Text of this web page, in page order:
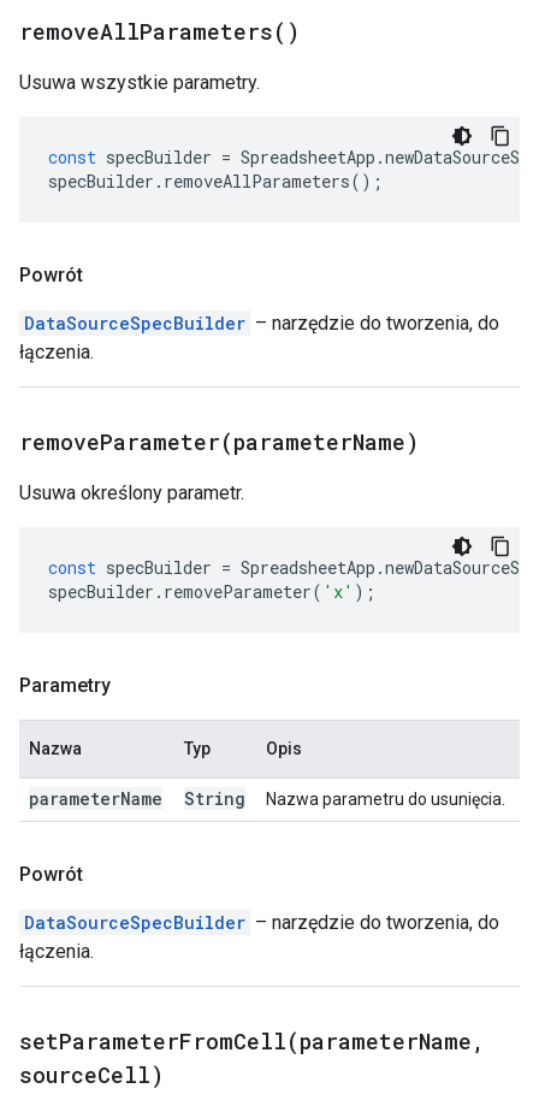
removeAllParameters( )
Usuwa wszystkie parametry.
const specBuilder = SpreadsheetApp .
specBuilder . removeAllParameters();
Powrót
DataSourceSpecBuilder – narzędzie do tworzenia, do
łączenia.
removeParameter(parameterName)
Usuwa określony parametr.
const specBuilder = SpreadsheetApp .
specBuilder . removeParameter( 'x' );
Parametry
Nazwa Typ Opis
parameterName String Nazwa parametru do usunięcia.
Powrót
DataSourceSpecBuilder – narzędzie do tworzenia, do
łączenia.
setParameterFromCell(parameterName ,
sourceCell)